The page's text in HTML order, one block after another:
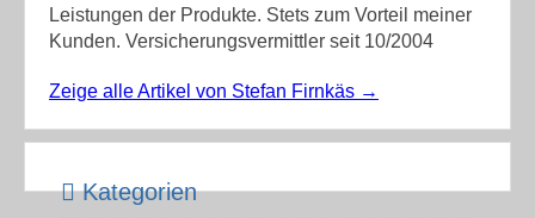
Leistungen der Produkte. Stets zum Vorteil meiner
Kunden. Versicherungsvermittler seit 10/2004
Zeige alle Artikel von Stefan Firnkäs →
Kategorien